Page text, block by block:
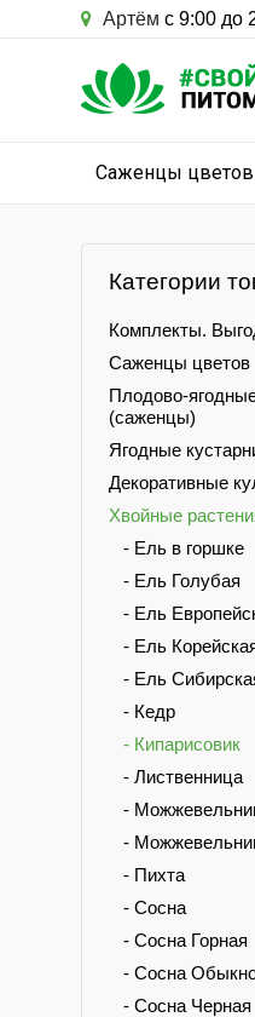
Артём с 9:00 до
Саженцы цветов
Категории
Комплекты.
Саженцы цветов
Плодово-
(саженцы)
Ягодные
Декоративные
Хвойные
- Ель в горшке
- Ель Голубая
- Ель
- Ель
- Ель
- Кедр
- Кипарисовик
- Лиственница
-
-
- Пихта
- Сосна
- Сосна Горная
- Сосна
- Сосна Черная